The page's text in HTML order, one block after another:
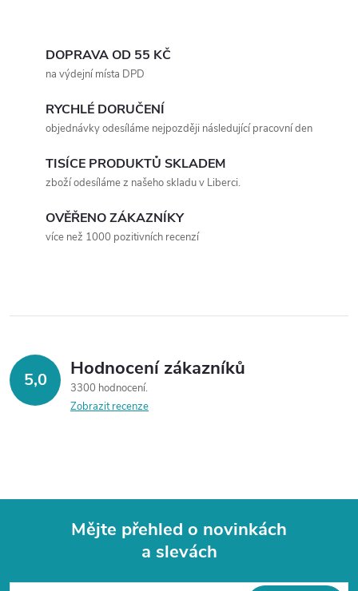
r
v
k
p
s
DOPRAVA OD 55 KČ
na výdejní místa DPD
RYCHLÉ DORUČENÍ
objednávky odesíláme nejpozději následující pracovní den
TISÍCE PRODUKTŮ SKLADEM
zboží odesíláme z našeho skladu v Liberci.
OVĚŘENO ZÁKAZNÍKY
více než 1000 pozitivních recenzí
5,0 Hodnocení zákazníků
3300 hodnocení
Zobrazit recenze
Mějte přehled o novinkách
a slevách